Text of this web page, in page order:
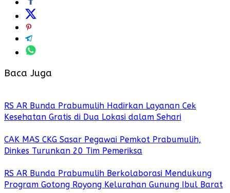
Baca Juga
RS AR Bunda Prabumulih Hadirkan Layanan Cek
Kesehatan Gratis di Dua Lokasi dalam Sehari
CAK MAS CKG Sasar Pegawai Pemkot Prabumulih,
Dinkes Turunkan 20 Tim Pemeriksa
RS AR Bunda Prabumulih Berkolaborasi Mendukung
Program Gotong Royong Kelurahan Gunung Ibul Barat